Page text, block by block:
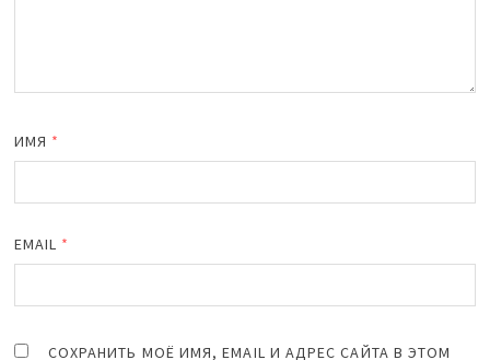
ИМЯ *
EMAIL *
СОХРАНИТЬ МОЁ ИМЯ, EMAIL И АДРЕС САЙТА В ЭТОМ